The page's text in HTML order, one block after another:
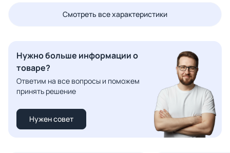
Смотреть все характеристики
Нужно больше информации о
товаре?
Ответим на все вопросы и поможем
принять решение
Нужен совет